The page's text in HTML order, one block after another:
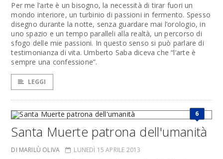
Per me l’arte è un bisogno, la necessità di tirar fuori un
mondo interiore, un turbinio di passioni in fermento. Spesso
disegno durante la notte, senza guardare mai l’orologio, in
uno spazio e un tempo paralleli alla realtà, un percorso di
sfogo delle mie passioni. In questo senso si può parlare di
testimonianza di vita. Umberto Saba diceva che “l’arte è
sempre una confessione”.
LEGGI
6
Santa Muerte patrona dell'umanità
DI MARILÙ OLIVA LUNEDÌ 15 APRILE 2013